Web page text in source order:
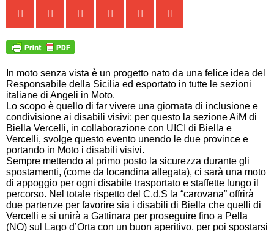
In moto senza vista è un progetto nato da una felice idea del
Responsabile della Sicilia ed esportato in tutte le sezioni
italiane di Angeli in Moto.
Lo scopo è quello di far vivere una giornata di inclusione e
condivisione ai disabili visivi: per questo la sezione AiM di
Biella Vercelli, in collaborazione con UICI di Biella e
Vercelli, svolge questo evento unendo le due province e
portando in Moto i disabili visivi.
Sempre mettendo al primo posto la sicurezza durante gli
spostamenti, (come da locandina allegata), ci sarà una moto
di appoggio per ogni disabile trasportato e staffette lungo il
percorso. Nel totale rispetto del C.d.S la “carovana” offrirà
due partenze per favorire sia i disabili di Biella che quelli di
Vercelli e si unirà a Gattinara per proseguire fino a Pella
(NO) sul Lago d’Orta con un buon aperitivo, per poi spostarsi